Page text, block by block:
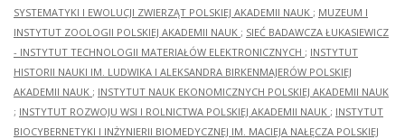
SYSTEMATYKI I EWOLUCJI ZWIERZĄT POLSKIEJ AKADEMII NAUK ; MUZEUM I
INSTYTUT ZOOLOGII POLSKIEJ AKADEMII NAUK ; SIEĆ BADAWCZA ŁUKASIEWICZ
- INSTYTUT TECHNOLOGII MATERIAŁÓW ELEKTRONICZNYCH ; INSTYTUT
HISTORII NAUKI IM. LUDWIKA I ALEKSANDRA BIRKENMAJERÓW POLSKIEJ
AKADEMII NAUK ; INSTYTUT NAUK EKONOMICZNYCH POLSKIEJ AKADEMII NAUK
; INSTYTUT ROZWOJU WSI I ROLNICTWA POLSKIEJ AKADEMII NAUK ; INSTYTUT
BIOCYBERNETYKI I INŻYNIERII BIOMEDYCZNEJ IM. MACIEJA NAŁĘCZA POLSKIEJ